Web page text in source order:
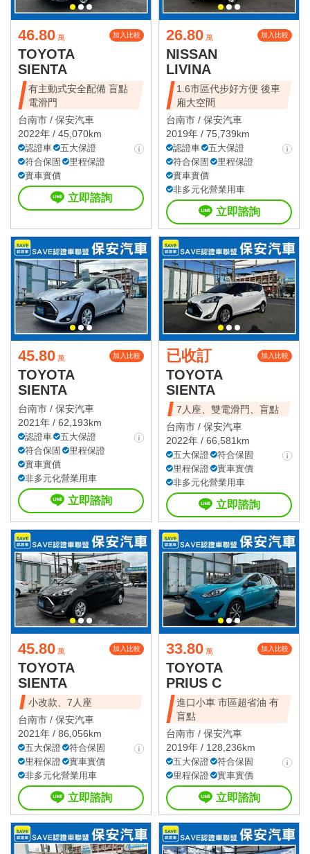
46.80 萬 加入比較
TOYOTA
SIENTA
有主動式安全配備 盲點
電滑門
台南市 / 保安汽車
2022年 / 45,070km
認證車
五大保證
符合保固
里程保證
實車實價
立即諮詢
26.80 萬 加入比較
NISSAN
LIVINA
1.6市區代步好方便 後車
廂大空間
台南市 / 保安汽車
2019年 / 75,739km
認證車
五大保證
符合保固
里程保證
實車實價
非多元化營業用車
立即諮詢
45.80 萬 加入比較
TOYOTA
SIENTA
台南市 / 保安汽車
2021年 / 62,193km
認證車
五大保證
符合保固
里程保證
實車實價
非多元化營業用車
立即諮詢
已收訂 加入比較
TOYOTA
SIENTA
7人座、雙電滑門、盲點
台南市 / 保安汽車
2022年 / 66,581km
五大保證
符合保固
里程保證
實車實價
非多元化營業用車
立即諮詢
45.80 萬 加入比較
TOYOTA
SIENTA
小改款、7人座
台南市 / 保安汽車
2021年 / 86,056km
五大保證
符合保固
里程保證
實車實價
非多元化營業用車
立即諮詢
33.80 萬 加入比較
TOYOTA
PRIUS C
進口小車 市區超省油 有
盲點
台南市 / 保安汽車
2019年 / 128,236km
五大保證
符合保固
里程保證
實車實價
立即諮詢